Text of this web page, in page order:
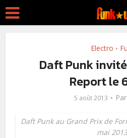
Electro •
Daft Punk
Report le
5 août 2013 Par
Daft Punk au Grand Prix de
mai